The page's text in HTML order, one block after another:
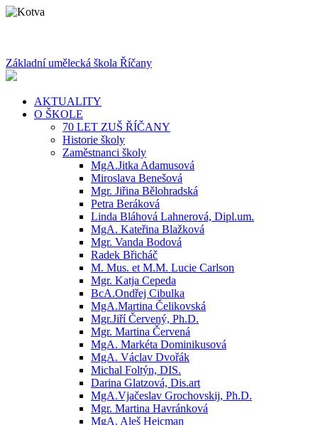
Základní umělecká škola Říčany
AKTUALITY
O ŠKOLE
70 LET ZUŠ ŘÍČANY
Historie školy
Zaměstnanci školy
MgA.Jitka Adamusová
Miroslava Benešová
Mgr. Jiřina Bělohradská
Petra Beráková
Linda Bláhová Lahnerová, Dipl.um.
MgA. Kateřina Blažková
Mgr. Vanda Bodová
Radek Břicháč
M. Mus. et M.M. Lucie Carlson
Mgr. Katja Cepeda
BcA.Ondřej Cibulka
MgA.Martina Čelikovská
Mgr.Jiří Červený, Ph.D.
Mgr. Martina Červená
MgA. Markéta Dominikusová
MgA. Václav Dvořák
Michal Foltýn, DIS.
Darina Glatzová, Dis.art
MgA.Vjačeslav Grochovskij, Ph.D.
Mgr. Martina Havránková
MgA. Aleš Hejcman